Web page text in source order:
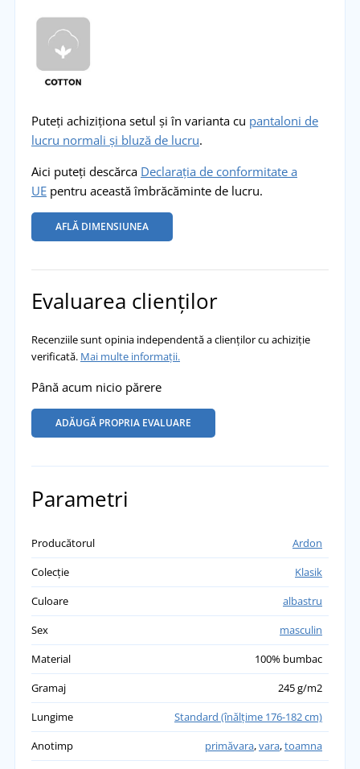
Puteți achiziționa setul și în varianta cu pantaloni de
lucru normali și bluză de lucru.
Aici puteți descărca Declarația de conformitate a
UEpentru această îmbrăcăminte de lucru.
AFLĂ DIMENSIUNEA
Evaluarea clienților
Recenziile sunt opinia independentă a clienților cu achiziție
verificată. Mai multe informații.
Până acum nicio părere
ADĂUGĂ PROPRIA EVALUARE
Parametri
Producătorul
Ardon
Colecție
Klasik
Culoare
albastru
Sex
masculin
Material
100% bumbac
Gramaj
245 g/m2
Lungime
Standard (înălţime 176-182 cm)
Anotimp
primăvara,vara,toamna